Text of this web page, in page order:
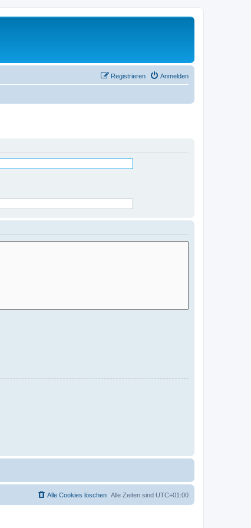
Anmelden
Registrieren
Alle Zeiten sind UTC+01:00
Alle Cookies löschen